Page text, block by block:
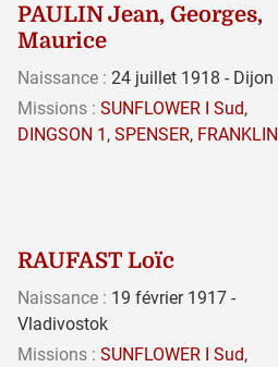
PAULIN Jean, Georges,
Maurice
Naissance : 24 juillet 1918 - Dijon
Missions : SUNFLOWER I Sud,
DINGSON 1 , SPENSER, FRANKLIN
RAUFAST Loïc
Naissance : 19 février 1917 -
Vladivostok
Missions : SUNFLOWER I Sud,